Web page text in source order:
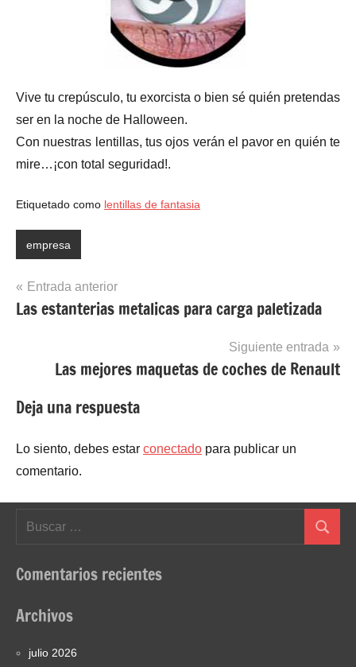
Vive tu crepúsculo, tu exorcista o bien sé quién pretendas
ser en la noche de Halloween.
Con nuestras lentillas, tus ojos verán el pavor en quién te
mire…¡con total seguridad!.
Etiquetado como lentillas de fantasia
empresa
Navegación
de
Entrada anterior
Las estanterias metalicas para carga paletizada
Siguiente entrada
Las mejores maquetas de coches de Renault
Deja una respuesta
Lo siento, debes estar conectado para publicar un
comentario.
Buscar
Comentarios recientes
Archivos
julio 2026